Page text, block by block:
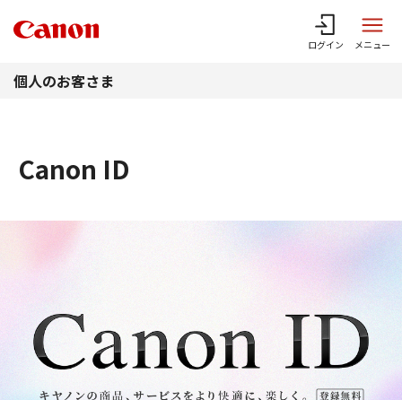
ログイン メニュー
個人のお客さま
Canon ID